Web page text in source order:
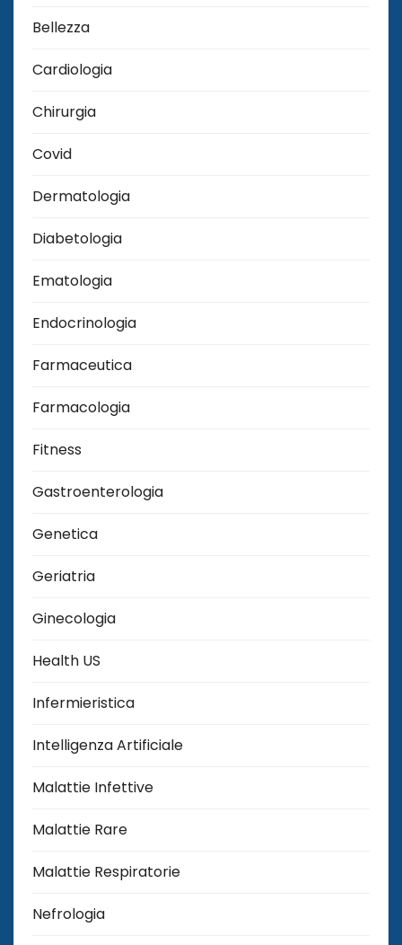
Bellezza
Cardiologia
Chirurgia
Covid
Dermatologia
Diabetologia
Ematologia
Endocrinologia
Farmaceutica
Farmacologia
Fitness
Gastroenterologia
Genetica
Geriatria
Ginecologia
Health US
Infermieristica
Intelligenza Artificiale
Malattie Infettive
Malattie Rare
Malattie Respiratorie
Nefrologia